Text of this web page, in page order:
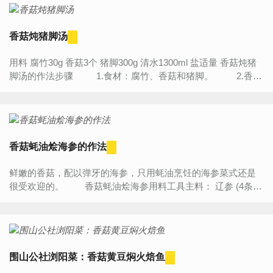
香菇炖猪脚汤
用料 腐竹30g 香菇3个 猪脚300g 清水1300ml 盐适量 香菇炖猪
脚汤的作法步骤 1.食材：腐竹、香菇和猪脚。 2.香菇
香菇蚝油烩海参的作法
鲜嫩的香菇，配以弹牙的海参，只用蚝油烹饪的海参菜式还是
很受欢迎的。 香菇蚝油烩海参用料工具主料： 辽参 (4条)
围山公社浏阳菜：香菇黄豆焖火焙鱼